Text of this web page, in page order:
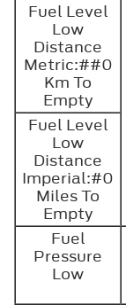
Fuel Level
Low
Distance
Metric:##0
Km To
Empty
Fuel Level
Low
Distance
Imperial:#0
Miles To
Empty
Fuel
Pressure
Low